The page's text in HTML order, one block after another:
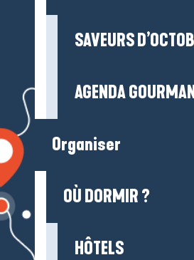
SAVEURS
AGENDA
Organiser
OÙ DORMIR ?
HÔTELS